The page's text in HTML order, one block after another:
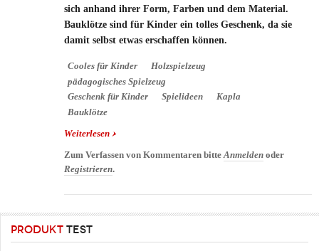
sich anhand ihrer Form, Farben und dem Material.
Bauklötze sind für Kinder ein tolles Geschenk, da sie
damit selbst etwas erschaffen können.
Cooles für Kinder
Holzspielzeug
pädagogisches Spielzeug
Geschenk für Kinder
Spielideen
Kapla
Bauklötze
Weiterlesen über Kapla ein Holzspielzeug das der ganzen
Zum Verfassen von Kommentaren bitteAnmelden oder
Registrieren.
PRODUKT TEST